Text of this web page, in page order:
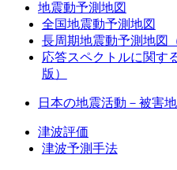
地震動予測地図
全国地震動予測地図
長周期地震動予測地図
応答スペクトルに関す
版）
日本の地震活動－被害
津波評価
津波予測手法